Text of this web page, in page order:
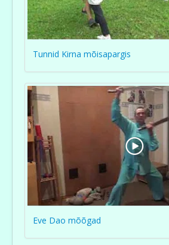
Tunnid Kirna mõisapargis
Eve Dao mõõgad